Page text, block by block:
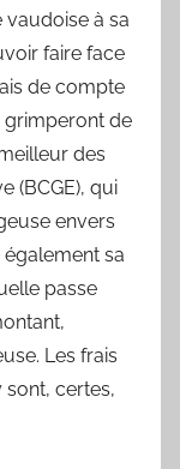
vaudoise à sa
faire face
de compte
grimperont de
des
(BCGE), qui
envers
également sa
passe
Les frais
sont, certes,